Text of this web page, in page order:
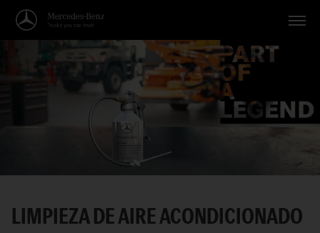
Vehículos
Aplicaciones
Servicio
Español
LIMPIEZA DE AIRE ACONDICIONADO